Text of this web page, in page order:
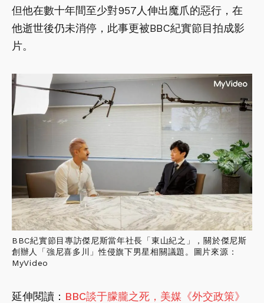
但他在數十年間至少對957人伸出魔爪的惡行，在
他逝世後仍未消停，此事更被BBC紀實節目拍成影
片。
BBC紀實節目專訪傑尼斯當年社長「東山紀之」，關於傑尼斯
創辦人「強尼喜多川」性侵旗下男星相關議題。圖片來源：
MyVideo
延伸閱讀： BBC談于朦朧之死，美媒《外交政策》